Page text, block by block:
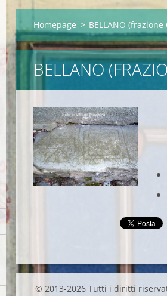
Homepage > BELLANO (frazione
BELLANO
© 2013-2026 Tutti i diritti